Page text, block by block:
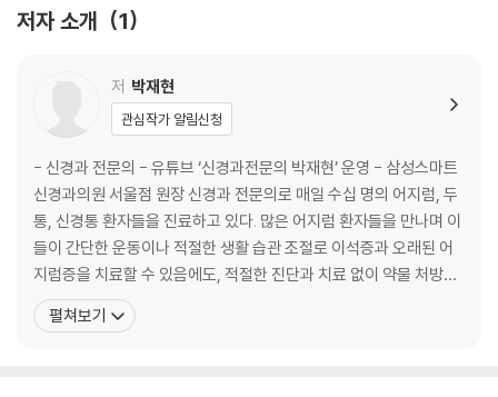
·제2장· 이석증, 이렇게 하면 낫는다!
이석증의 정확한 이름 : 양성 발작성 체위성 현훈 … 40
이석증? 이 5가지 증상이면 확인 가능 … 42
귓속에 물과 돌이 있다고? - 반고리관과 이석기관 … 46
이석증이 생기는 원인 … 52
신경과 전문의가 직접 겪은 이석증 이야기 … 60
이석증이 또? 당황하지 말고 이렇게 하세요 - 이석증 응급 대응법 … 63
이석증 자가 진단 - 병원 안 가고 확인하는 방법 … 68
이석 바로잡기 운동 - 병원 가지 않고 5분 만에 해결하는 법 … 76
후반고리관 이석 바로잡기 운동 - 에플리법 … 79
수평반고리관 이석 바로잡기 운동 - 바비큐법 … 82
저자 소개 1
저 박재현
관심작가 알림신청
- 신경과 전문의 - 유튜브 ‘신경과전문의 박재현’ 운영 - 삼성스마트
신경과의원 서울점 원장 신경과 전문의로 매일 수십 명의 어지럼, 두
통, 신경통 환자들을 진료하고 있다. 많은 어지럼 환자들을 만나며 이
들이 간단한 운동이나 적절한 생활 습관 조절로 이석증과 오래된 어
지럼증을 치료할 수 있음에도, 적절한 진단과 치료 없이 약물 처방만
받는 상황에 안타까움을 느꼈다. 이후 어지럼으로 고통받는 모든 이
들에게 도움을 주고자 유튜브 채널 ‘신경과전문의 박재현’을 운영하
펼쳐보기